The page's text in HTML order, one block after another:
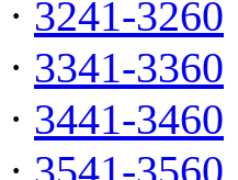
· 3241-3260
· 3341-3360
· 3441-3460